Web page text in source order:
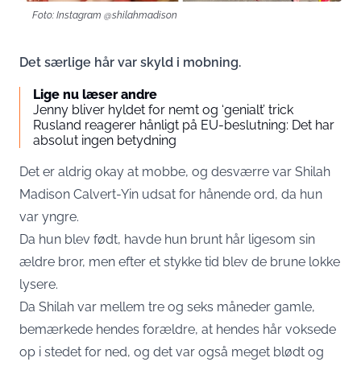
Foto: Instagram @shilahmadison
Det særlige hår var skyld i mobning.
Lige nu læser andre
Jenny bliver hyldet for nemt og ‘genialt’ trick
Rusland reagerer hånligt på EU-beslutning: Det har
absolut ingen betydning
Det er aldrig okay at mobbe, og desværre var Shilah
Madison Calvert-Yin udsat for hånende ord, da hun
var yngre.
Da hun blev født, havde hun brunt hår ligesom sin
ældre bror, men efter et stykke tid blev de brune lokke
lysere.
Da Shilah var mellem tre og seks måneder gamle,
bemærkede hendes forældre, at hendes hår voksede
op i stedet for ned, og det var også meget blødt og